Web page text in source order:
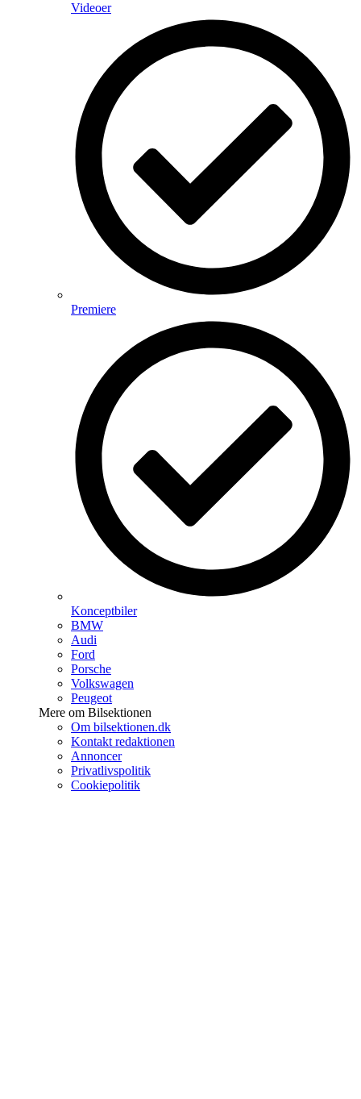
Videoer
Premiere
Konceptbiler
BMW
Audi
Ford
Porsche
Volkswagen
Peugeot
Mere om Bilsektionen
Om bilsektionen.dk
Kontakt redaktionen
Annoncer
Privatlivspolitik
Cookiepolitik